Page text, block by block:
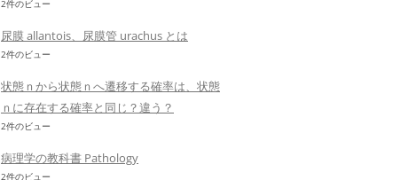
2件のビュー
尿膜 allantois、尿膜管 urachus とは
2件のビュー
状態ｎから状態ｎへ遷移する確率は、状態
ｎに存在する確率と同じ？違う？
2件のビュー
病理学の教科書 Pathology
2件のビュー